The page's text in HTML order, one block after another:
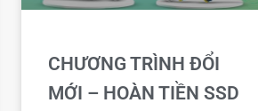
CHƯƠNG TRÌNH ĐỔI
MỚI – HOÀN TIỀN SSD